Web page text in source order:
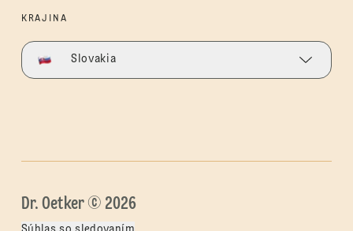
KRAJINA
Slovakia
Dr. Oetker © 2026